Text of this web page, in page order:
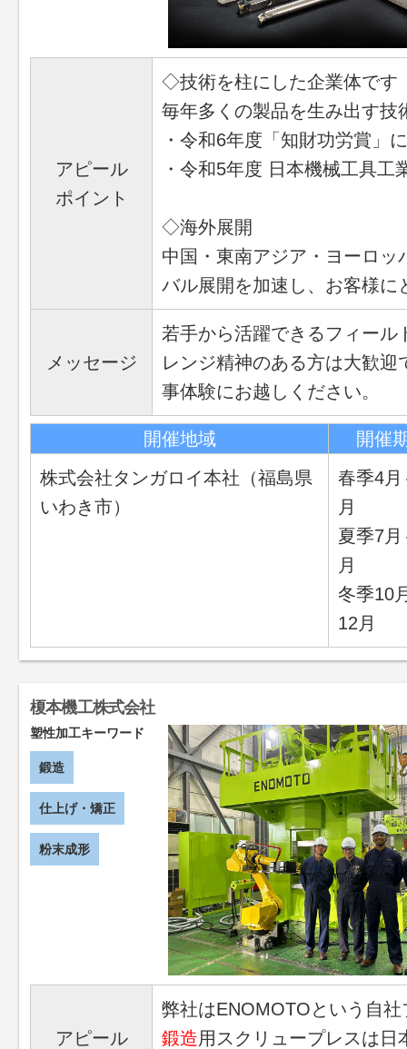
アピール
ポイント
◇技術を柱にした企業体です
毎年多くの製品を生み出す
・令和6年度「知財功労賞」
・令和5年度 日本機械工具
◇海外展開
中国・東南アジア・ヨーロ
バル展開を加速し、お客様
メッセージ
若手から活躍できるフィー
レンジ精神のある方は大歓
事体験にお越しください。
開催地域
開催
株式会社タンガロイ本社（福島県
いわき市）
春季4月
月
夏季7月
月
冬季10
12月
榎本機工株式会社
塑性加工キーワード
鍛造
仕上げ・矯正
粉末成形
アピール
弊社はENOMOTOという自
鍛造用スクリュープレスは日